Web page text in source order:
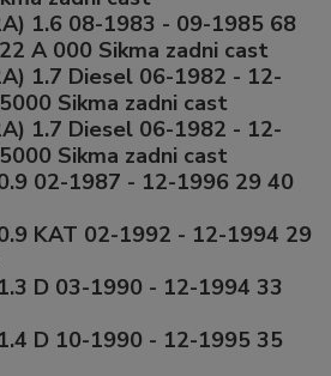
1.6 08-1983 - 09-1985 68
A 000 Sikma zadni cast
1.7 Diesel 06-1982 - 12-
Sikma zadni cast
1.7 Diesel 06-1982 - 12-
Sikma zadni cast
02-1987 - 12-1996 29 40
KAT 02-1992 - 12-1994 29
D 03-1990 - 12-1994 33
D 10-1990 - 12-1995 35